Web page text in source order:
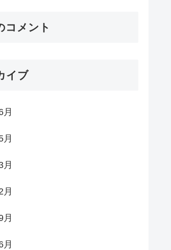
コメント
イブ
月
月
月
月
月
月